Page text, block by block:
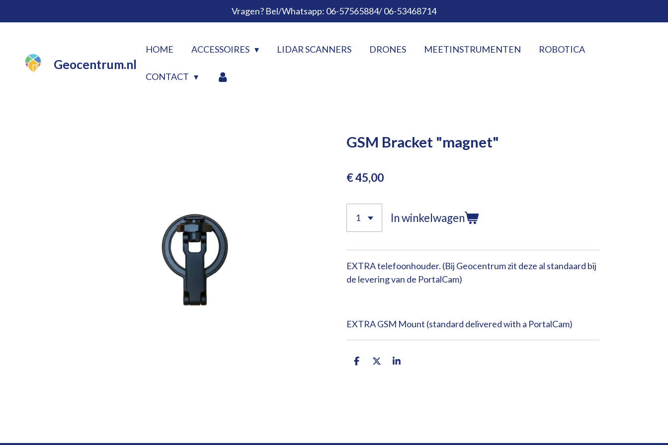
direct
hoofdinhoud
Vragen? Bel/Whatsapp: 06-57565884/ 06-53468714
Geocentrum.nl
HOME ACCESSOIRES LIDAR SCANNERS DRONES MEETINSTRUMENTEN ROBOTICA
CONTACT
GSM Bracket "magnet"
€ 45,00
In winkelwagen
EXTRA telefoonhouder. (Bij Geocentrum zit deze al standaard bij
de levering van de PortalCam)
EXTRA GSM Mount (standard delivered with a PortalCam)
D
D
S